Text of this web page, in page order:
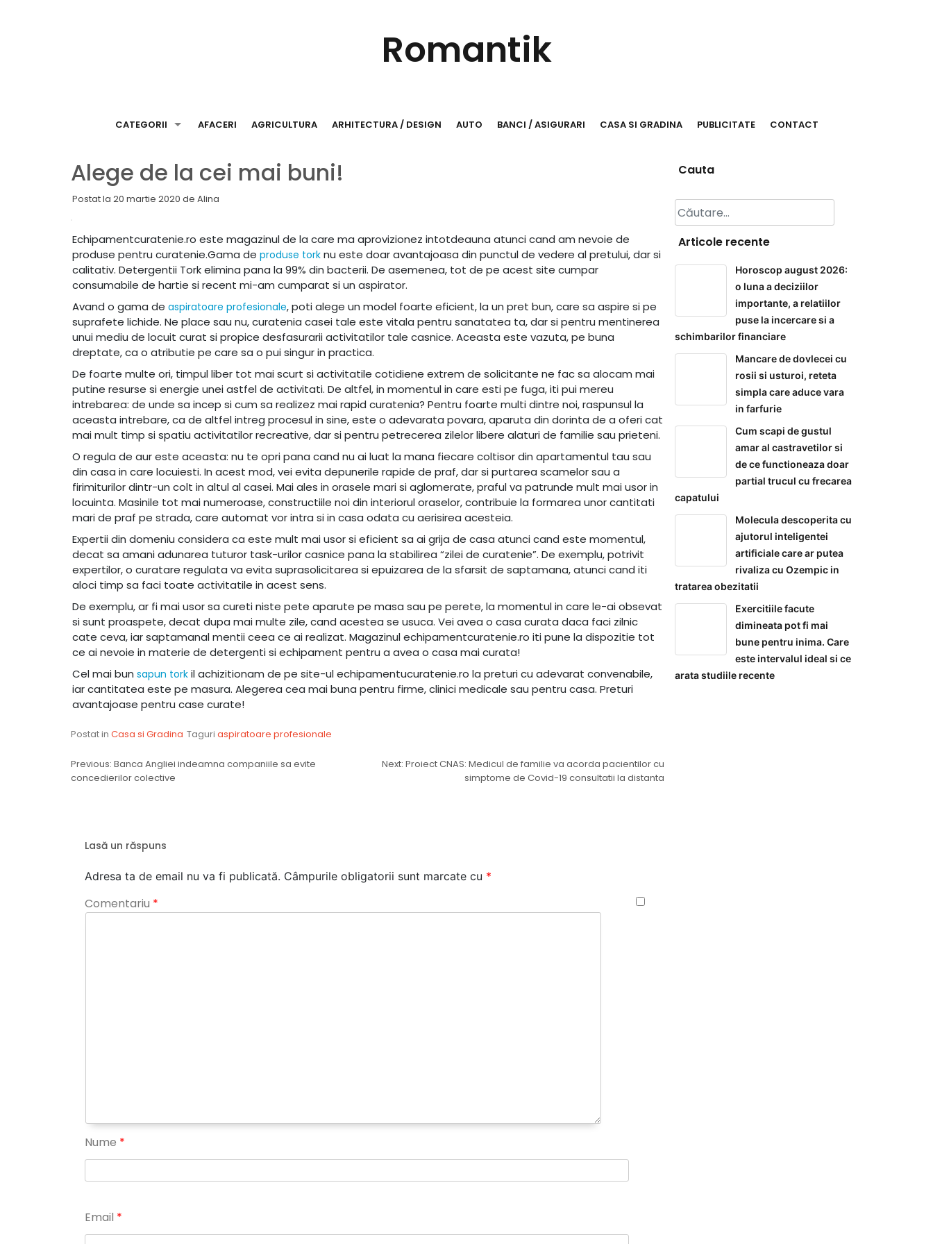
Romantik
CATEGORII AFACERI AGRICULTURA ARHITECTURA / DESIGN AUTO BANCI / ASIGURARI CASA SI GRADINA PUBLICITATE CONTACT
Alege de la cei mai buni!
Postat la 20 martie 2020 de Alina
Echipamentcuratenie.ro este magazinul de la care ma aprovizionez intotdeauna atunci cand am nevoie de
produse pentru curatenie.Gama de produse tork nu este doar avantajoasa din punctul de vedere al pretului, dar si
calitativ. Detergentii Tork elimina pana la 99% din bacterii. De asemenea, tot de pe acest site cumpar
consumabile de hartie si recent mi-am cumparat si un aspirator.
Avand o gama de aspiratoare profesionale, poti alege un model foarte eficient, la un pret bun, care sa aspire si pe
suprafete lichide. Ne place sau nu, curatenia casei tale este vitala pentru sanatatea ta, dar si pentru mentinerea
unui mediu de locuit curat si propice desfasurarii activitatilor tale casnice. Aceasta este vazuta, pe buna
dreptate, ca o atributie pe care sa o pui singur in practica.
De foarte multe ori, timpul liber tot mai scurt si activitatile cotidiene extrem de solicitante ne fac sa alocam mai
putine resurse si energie unei astfel de activitati. De altfel, in momentul in care esti pe fuga, iti pui mereu
intrebarea: de unde sa incep si cum sa realizez mai rapid curatenia? Pentru foarte multi dintre noi, raspunsul la
aceasta intrebare, ca de altfel intreg procesul in sine, este o adevarata povara, aparuta din dorinta de a oferi cat
mai mult timp si spatiu activitatilor recreative, dar si pentru petrecerea zilelor libere alaturi de familie sau prieteni.
O regula de aur este aceasta: nu te opri pana cand nu ai luat la mana fiecare coltisor din apartamentul tau sau
din casa in care locuiesti. In acest mod, vei evita depunerile rapide de praf, dar si purtarea scamelor sau a
firimiturilor dintr-un colt in altul al casei. Mai ales in orasele mari si aglomerate, praful va patrunde mult mai usor in
locuinta. Masinile tot mai numeroase, constructiile noi din interiorul oraselor, contribuie la formarea unor cantitati
mari de praf pe strada, care automat vor intra si in casa odata cu aerisirea acesteia.
Expertii din domeniu considera ca este mult mai usor si eficient sa ai grija de casa atunci cand este momentul,
decat sa amani adunarea tuturor task-urilor casnice pana la stabilirea “zilei de curatenie”. De exemplu, potrivit
expertilor, o curatare regulata va evita suprasolicitarea si epuizarea de la sfarsit de saptamana, atunci cand iti
aloci timp sa faci toate activitatile in acest sens.
De exemplu, ar fi mai usor sa cureti niste pete aparute pe masa sau pe perete, la momentul in care le-ai obsevat
si sunt proaspete, decat dupa mai multe zile, cand acestea se usuca. Vei avea o casa curata daca faci zilnic
cate ceva, iar saptamanal mentii ceea ce ai realizat. Magazinul echipamentcuratenie.ro iti pune la dispozitie tot
ce ai nevoie in materie de detergenti si echipament pentru a avea o casa mai curata!
Cel mai bun sapun tork il achizitionam de pe site-ul echipamentucuratenie.ro la preturi cu adevarat convenabile,
iar cantitatea este pe masura. Alegerea cea mai buna pentru firme, clinici medicale sau pentru casa. Preturi
avantajoase pentru case curate!
Postat in Casa si Gradina Taguri aspiratoare profesionale
Navigare
Previous: Banca Angliei indeamna companiile sa evite
concedierilor colective
Next: Proiect CNAS: Medicul de familie va acorda pacientilor cu
simptome de Covid-19 consultatii la distanta
Lasă un răspuns
Adresa ta de email nu va fi publicată. Câmpurile obligatorii sunt marcate cu *
Comentariu *
Nume *
Email *
Cauta
Caută
după:
Articole recente
Horoscop august 2026:
o luna a deciziilor
importante, a relatiilor
puse la incercare si a
schimbarilor financiare
Mancare de dovlecei cu
rosii si usturoi, reteta
simpla care aduce vara
in farfurie
Cum scapi de gustul
amar al castravetilor si
de ce functioneaza doar
partial trucul cu frecarea
capatului
Molecula descoperita cu
ajutorul inteligentei
artificiale care ar putea
rivaliza cu Ozempic in
tratarea obezitatii
Exercitiile facute
dimineata pot fi mai
bune pentru inima. Care
este intervalul ideal si ce
arata studiile recente